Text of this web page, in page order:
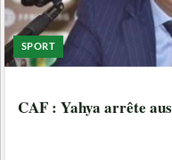
SPORT
CAF : Yahya arrête